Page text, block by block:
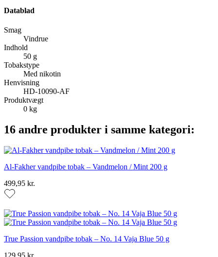
Datablad
Smag
Vindrue
Indhold
50 g
Tobakstype
Med nikotin
Henvisning
HD-10090-AF
Produktvægt
0 kg
16 andre produkter i samme kategori:
Al-Fakher vandpibe tobak – Vandmelon / Mint 200 g
499,95 kr.
True Passion vandpibe tobak – No. 14 Vaja Blue 50 g
129,95 kr.